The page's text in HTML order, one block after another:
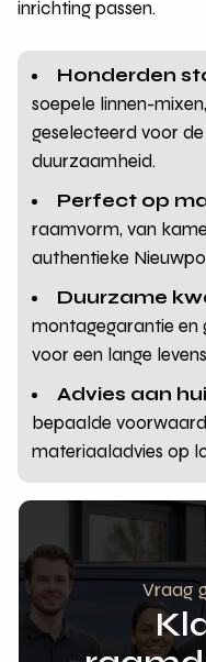
inrichting passen.
Honderden
soepele linnen-
geselecteerd voor
duurzaamheid.
Perfect op
raamvorm, van
authentieke
Duurzame
montagegarantie en
voor een lange
Advies aan
bepaalde
materiaaladvies op
Vraag